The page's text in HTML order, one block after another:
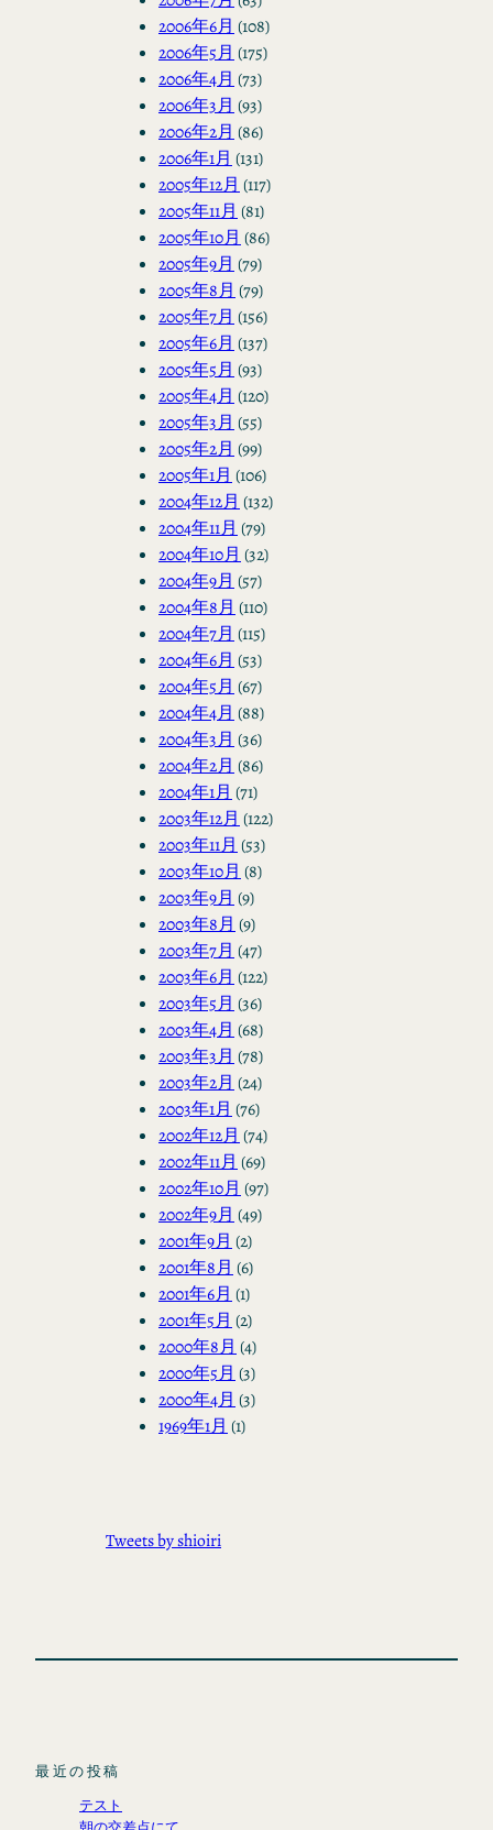
2006年6月 (108)
2006年5月 (175)
2006年4月 (73)
2006年3月 (93)
2006年2月 (86)
2006年1月 (131)
2005年12月 (117)
2005年11月 (81)
2005年10月 (86)
2005年9月 (79)
2005年8月 (79)
2005年7月 (156)
2005年6月 (137)
2005年5月 (93)
2005年4月 (120)
2005年3月 (55)
2005年2月 (99)
2005年1月 (106)
2004年12月 (132)
2004年11月 (79)
2004年10月 (32)
2004年9月 (57)
2004年8月 (110)
2004年7月 (115)
2004年6月 (53)
2004年5月 (67)
2004年4月 (88)
2004年3月 (36)
2004年2月 (86)
2004年1月 (71)
2003年12月 (122)
2003年11月 (53)
2003年10月 (8)
2003年9月 (9)
2003年8月 (9)
2003年7月 (47)
2003年6月 (122)
2003年5月 (36)
2003年4月 (68)
2003年3月 (78)
2003年2月 (24)
2003年1月 (76)
2002年12月 (74)
2002年11月 (69)
2002年10月 (97)
2002年9月 (49)
2001年9月 (2)
2001年8月 (6)
2001年6月 (1)
2001年5月 (2)
2000年8月 (4)
2000年5月 (3)
2000年4月 (3)
1969年1月 (1)
Tweets by shioiri
最近の投稿
テスト